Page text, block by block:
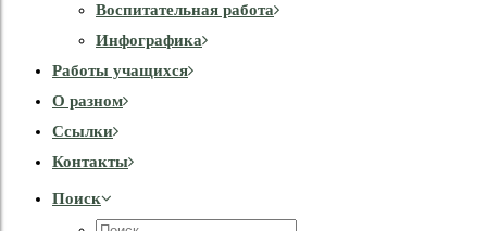
Воспитательная работа
Инфографика
Работы учащихся
О разном
Cсылки
Контакты
Поиск